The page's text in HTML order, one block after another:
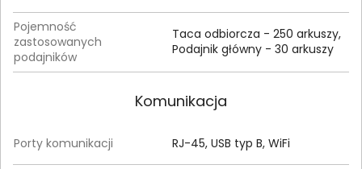
Pojemność
zastosowanych
podajników
Taca odbiorcza - 250 arkuszy,
Podajnik główny - 30 arkuszy
Komunikacja
Porty komunikacji RJ-45, USB typ B, WiFi